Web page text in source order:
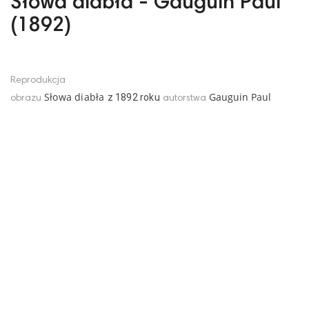
(1892)
Reprodukcja
obrazu Słowa diabła z 1892 roku autorstwa Gauguin Paul